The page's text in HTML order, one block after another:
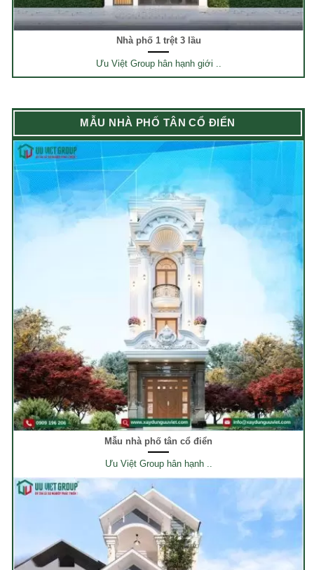
Nhà phố 1 trệt 3 lầu
Ưu Việt Group hân hạnh giới ..
MẪU NHÀ PHỐ TÂN CỔ ĐIỂN
Mẫu nhà phố tân cổ điển
Ưu Việt Group hân hạnh ..